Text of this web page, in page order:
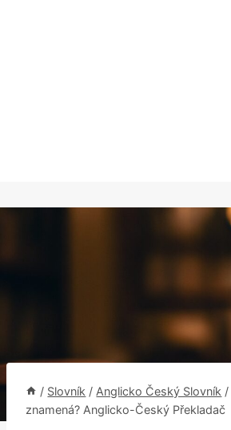
/ Slovník / Anglicko Český Slovník /
znamená? Anglicko-Český Překladač